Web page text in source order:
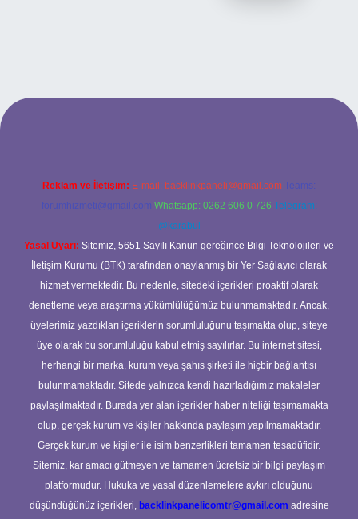
yeni giriş adresi
Reklam ve İletişim: E-mail: backlinkpaneli@gmail.com Teams:
forumhizmeti@gmail.com Whatsapp: 0262 606 0 726 Telegram:
@karabul
Yasal Uyarı: Sitemiz, 5651 Sayılı Kanun gereğince Bilgi Teknolojileri ve
İletişim Kurumu (BTK) tarafından onaylanmış bir Yer Sağlayıcı olarak
hizmet vermektedir. Bu nedenle, sitedeki içerikleri proaktif olarak
denetleme veya araştırma yükümlülüğümüz bulunmamaktadır. Ancak,
üyelerimiz yazdıkları içeriklerin sorumluluğunu taşımakta olup, siteye
üye olarak bu sorumluluğu kabul etmiş sayılırlar. Bu internet sitesi,
herhangi bir marka, kurum veya şahıs şirketi ile hiçbir bağlantısı
bulunmamaktadır. Sitede yalnızca kendi hazırladığımız makaleler
paylaşılmaktadır. Burada yer alan içerikler haber niteliği taşımamakta
olup, gerçek kurum ve kişiler hakkında paylaşım yapılmamaktadır.
Gerçek kurum ve kişiler ile isim benzerlikleri tamamen tesadüfidir.
Sitemiz, kar amacı gütmeyen ve tamamen ücretsiz bir bilgi paylaşım
platformudur. Hukuka ve yasal düzenlemelere aykırı olduğunu
düşündüğünüz içerikleri, backlinkpanelicomtr@gmail.com adresine